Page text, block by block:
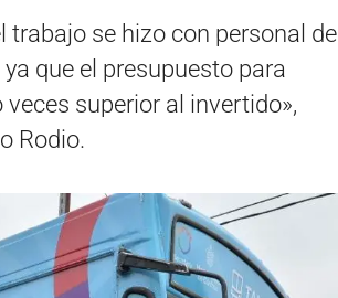
se hizo con personal de
que el presupuesto para
superior al invertido»,
Rodio.